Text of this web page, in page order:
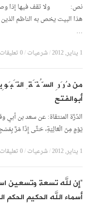
نص: ولا تقف فيها إذا
هذا البيت يخص به الناظم
…
1 يناير, 2012 /شرعيات/0 تعليقات
من دُرَرِ السُّنَّةِ
أبوالفتح
الدُرَّة المنتقاة: عن سعد بن
يَوْمٍ مِنَ الْعَالِيَةِ، حَتَّى إِذَا مَرَّ
1 يناير, 2012 /شرعيات/0 تعليقات
“إن لله تسعة وتسعين
أسماء الله الحكيم الحكم